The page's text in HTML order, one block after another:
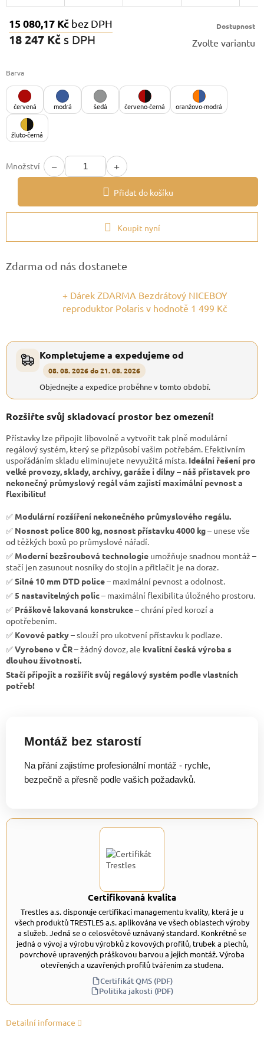
15 080,17 Kč bez DPH
18 247 Kč s DPH
Dostupnost
Zvolte variantu
Barva
červená modrá šedá červeno-černá oranžovo-modrá
žluto-černá
Množství − +
Přidat do košíku
Koupit nyní
Zdarma od nás dostanete
+ Dárek ZDARMA Bezdrátový NICEBOY
reproduktor Polaris v hodnotě 1 499 Kč
Kompletujeme a expedujeme od
08. 08. 2026 do 21. 08. 2026
Objednejte a expedice proběhne v tomto období.
Rozšiřte svůj skladovací prostor bez omezení!
Přístavky lze připojit libovolně a vytvořit tak plně modulární
regálový systém, který se přizpůsobí vašim potřebám. Efektivním
uspořádáním skladu eliminujete nevyužitá místa. Ideální řešení pro
velké provozy, sklady, archivy, garáže i dílny – náš přístavek pro
nekonečný průmyslový regál vám zajistí maximální pevnost a
flexibilitu!
✅ Modulární rozšíření nekonečného průmyslového regálu.
✅ Nosnost police 800 kg, nosnost přístavku 4000 kg– unese vše
od těžkých boxů po průmyslové nářadí.
✅ Moderní bezšroubová technologie umožňuje snadnou montáž –
stačí jen zasunout nosníky do stojin a přitlačit je na doraz.
✅Silné 10 mm DTD police– maximální pevnost a odolnost.
✅5 nastavitelných polic– maximální flexibilita úložného prostoru.
✅ Práškově lakovaná konstrukce– chrání před korozí a
opotřebením.
✅ Kovové patky– slouží pro ukotvení přístavku k podlaze.
✅Vyrobeno v ČR– žádný dovoz, ale kvalitní česká výroba s
dlouhou životností.
Stačí připojit a rozšířit svůj regálový systém podle vlastních
potřeb!
Montáž bez starostí
Na přání zajistíme profesionální montáž - rychle,
bezpečně a přesně podle vašich požadavků.
Certifikovaná kvalita
Trestles a.s. disponuje certifikací managementu kvality, která je u
všech produktů TRESTLES a.s. aplikována ve všech oblastech výroby
a služeb. Jedná se o celosvětově uznávaný standard. Konkrétně se
jedná o vývoj a výrobu výrobků z kovových profilů, trubek a plechů,
povrchově upravených práškovou barvou a jejich montáž. Výroba
otevřených a uzavřených profilů tvářením za studena.
Certifikát QMS (PDF)
Politika jakosti (PDF)
Detailní informace